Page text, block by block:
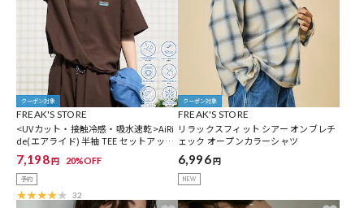
クーポン対象
FREAK'S STORE
<UVカット・接触冷感・吸水速乾>AiRi
de(エアライド) 半袖 TEE セットアップ
【限定展開】
7,198円 20%OFF
予約
32
クーポン対象
FREAK'S STORE
リラックスフィット シアー オンブレチ
ェック オープンカラーシャツ
6,996円
NEW